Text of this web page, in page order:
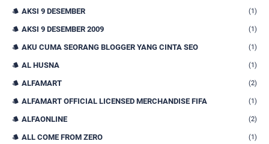
AKSI 9 DESEMBER (1)
AKSI 9 DESEMBER 2009 (1)
AKU CUMA SEORANG BLOGGER YANG CINTA SEO (1)
AL HUSNA (1)
ALFAMART (2)
ALFAMART OFFICIAL LICENSED MERCHANDISE FIFA (1)
ALFAONLINE (2)
ALL COME FROM ZERO (1)